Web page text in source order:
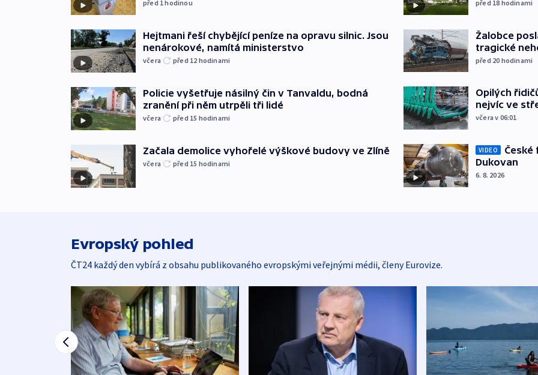
před 1hodinou
Hejtmani řeší chybějící peníze na opravu silnic. Jsou
nenárokové, namítá ministerstvo
včera před 12 hodinami
Policie vyšetřuje násilný čin v Tanvaldu, bodná
zranění při něm utrpěli tři lidé
včera před 15 hodinami
Začala demolice vyhořelé výškové budovy ve Zlíně
včera před 15 hodinami
před 18 hodinami
Žalobce
tragické
před 20 hodinami
Opilých
nejvíc ve
včera v 06:01
VIDEO
Dukovan
6. 8. 2026
Evropský pohled
ČT24 každý den vybírá z obsahu publikovaného evropskými veřejnými médii, členy Eurovize.